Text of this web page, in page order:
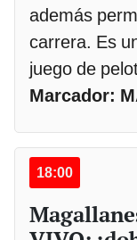
además
carrera. Es
juego de
Marcador:
18:00